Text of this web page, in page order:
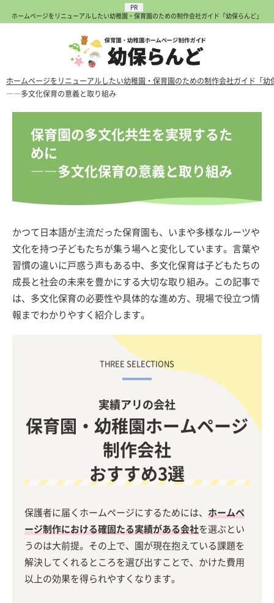
ホームページをリニューアルしたい幼稚園・保育園のための制作会社ガイド「幼保らんど」
ホームページをリニューアルしたい幼稚園・保育園のための制作会社ガイド「幼
――多文化保育の意義と取り組み
保育園の多文化共生を実現するた
めに
――多文化保育の意義と取り組み
かつて日本語が主流だった保育園も、いまや多様なルーツや
文化を持つ子どもたちが集う場へと変化しています。言葉や
習慣の違いに戸惑う声もある中、多文化保育は子どもたちの
成長と社会の未来を豊かにする大切な取り組み。この記事で
は、多文化保育の必要性や具体的な進め方、現場で役立つ情
報までわかりやすく紹介します。
実績アリの会社
保育園・幼稚園ホームページ
制作会社
おすすめ3選
保護者に届くホームページにするためには、 ホームペ
ージ制作における確固たる実績がある会社を選ぶとい
うのは大前提。その上で、園が現在抱えている課題を
解決してくれるところを選び出すことで、かけた費用
以上の効果を得られやすくなります。